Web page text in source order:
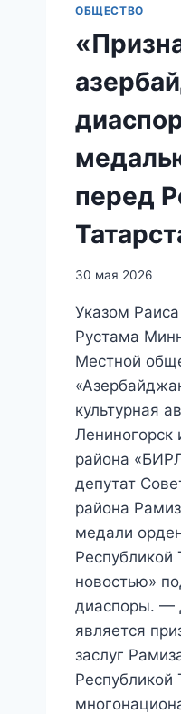
ОБЩЕСТВО
перед
30 мая 2026
Указом
Рустама
Местной
культурная
Лениногорск
района
депутат
района
медали
Республикой
новостью»
диаспоры. —
является
заслуг
Республикой